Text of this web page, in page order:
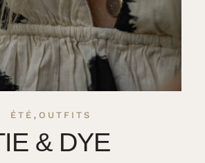
ÉTÉ , OUTFITS
& DYE